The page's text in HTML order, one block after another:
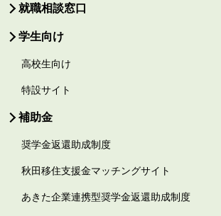
就職相談窓口
学生向け
高校生向け
特設サイト
補助金
奨学金返還助成制度
秋田移住支援金マッチングサイト
あきた企業連携型奨学金返還助成制度